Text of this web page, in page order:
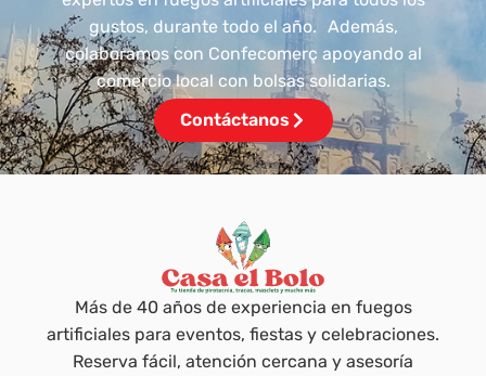
gustos, durante todo el año. Además,
colaboramos con Confecomerç apoyando al
comercio local con bolsas solidarias.
Contáctanos
Más de 40 años de experiencia en fuegos
artificiales para eventos, fiestas y celebraciones.
Reserva fácil, atención cercana y asesoría